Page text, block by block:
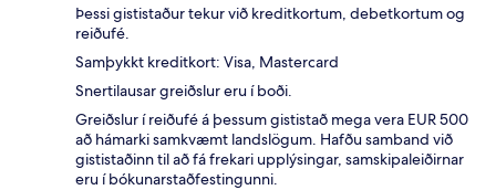
Þessi gististaður tekur við kreditkortum, debetkortum og
reiðufé.
Samþykkt kreditkort: Visa, Mastercard
Snertilausar greiðslur eru í boði.
Greiðslur í reiðufé á þessum gististað mega vera EUR 500
að hámarki samkvæmt landslögum. Hafðu samband við
gististaðinn til að fá frekari upplýsingar, samskipaleiðirnar
eru í bókunarstaðfestingunni.